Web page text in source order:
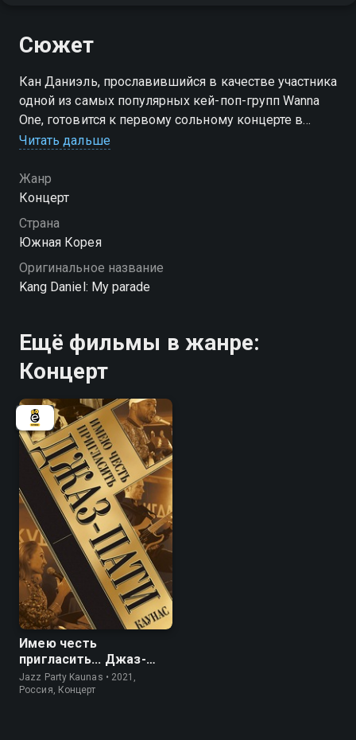
Сюжет
Кан Даниэль, прославившийся в качестве участника
одной из самых популярных кей-поп-групп Wanna
One, готовится к первому сольному концерте в
Сеуле и мировому турне много репетирует,
мыслями и мечтами.
Читать дальше
Жанр
Концерт
Страна
Южная Корея
Оригинальное название
Kang Daniel: My parade
Ещё фильмы в жанре:
Концерт
Имею честь
пригласить... Джаз-
пати Каунас
Jazz Party Kaunas • 2021,
Россия, Концерт